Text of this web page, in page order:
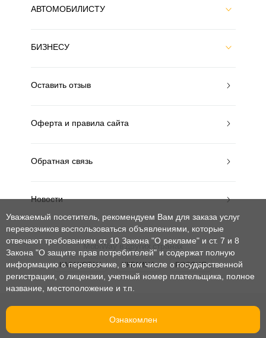
АВТОМОБИЛИСТУ
БИЗНЕСУ
Оставить отзыв
Оферта и правила сайта
Обратная связь
Новости
MobiWay в других странах
КАЗАХСТАН УКРАИНА РОССИЯ
При использовании материалов ссылка на сайт обязательна.
Уважаемый посетитель, рекомендуем Вам для заказа услуг
перевозчиков воспользоваться объявлениями, которые
отвечают требованиям ст. 10 Закона "О рекламе" и ст. 7 и 8
Закона "О защите прав потребителей" и содержат полную
информацию о перевозчике, в том числе о государственной
регистрации, о лицензии, учетный номер плательщика, полное
название, местоположение и т.п.
Ознакомлен